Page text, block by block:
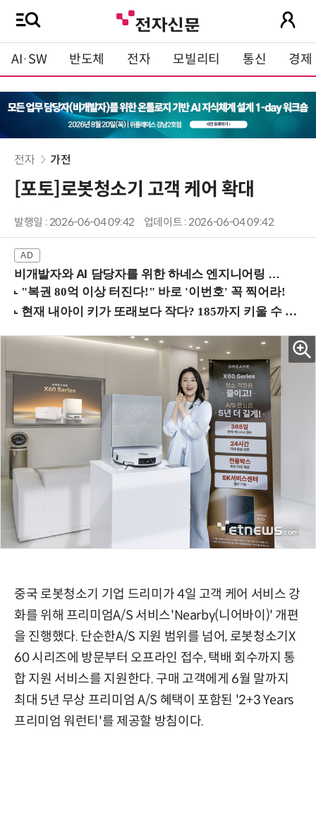
AI·SW 반도체 전자 모빌리티 통신 경제
전자 가전
[포토]로봇청소기 고객 케어 확대
발행일 : 2026-06-04 09:42 업데이트 : 2026-06-04 09:42
비개발자와 AI 담당자를 위한 하네스 엔지니어링 입문과정 (8/20 신논현역)
중국 로봇청소기 기업 드리미가 4일 고객 케어 서비스 강
화를 위해 프리미엄A/S 서비스'Nearby(니어바이)' 개편
을 진행했다. 단순한A/S 지원 범위를 넘어, 로봇청소기X
60 시리즈에 방문부터 오프라인 접수, 택배 회수까지 통
합 지원 서비스를 지원한다. 구매 고객에게 6월 말까지
최대 5년 무상 프리미엄 A/S 혜택이 포함된 '2+3 Years
프리미엄 워런티'를 제공할 방침이다.